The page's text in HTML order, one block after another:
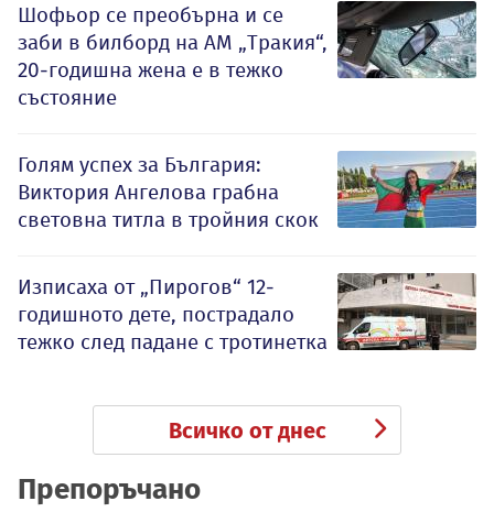
Шофьор се преобърна и се
заби в билборд на АМ „Тракия“,
20-годишна жена е в тежко
състояние
Голям успех за България:
Виктория Ангелова грабна
световна титла в тройния скок
Изписаха от „Пирогов“ 12-
годишното дете, пострадало
тежко след падане с тротинетка
Всичко от днес
Препоръчано